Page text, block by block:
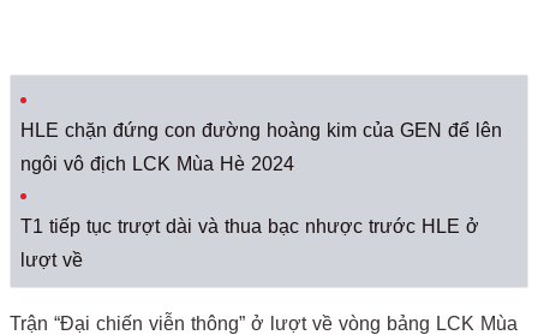
HLE chặn đứng con đường hoàng kim của GEN để lên
ngôi vô địch LCK Mùa Hè 2024
T1 tiếp tục trượt dài và thua bạc nhược trước HLE ở
lượt về
Trận “Đại chiến viễn thông” ở lượt về vòng bảng LCK Mùa